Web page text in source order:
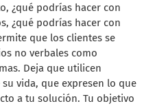
¿qué podrías hacer con
¿qué podrías hacer con
que los clientes se
no verbales como
Deja que utilicen
vida, que expresen lo que
a tu solución. Tu objetivo